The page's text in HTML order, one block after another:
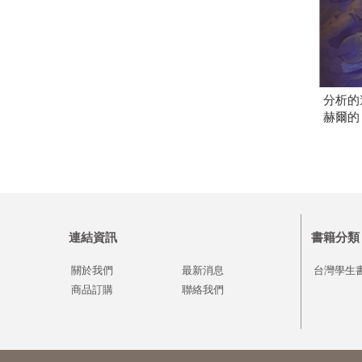
分析
赫爾
連結資訊
關於我們
最新消息
商品訂購
聯絡我們
書籍分類
台灣學生